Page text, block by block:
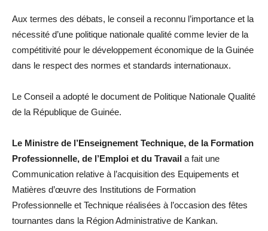
Aux termes des débats, le conseil a reconnu l’importance et la
nécessité d’une politique nationale qualité comme levier de la
compétitivité pour le développement économique de la Guinée
dans le respect des normes et standards internationaux.
Le Conseil a adopté le document de Politique Nationale Qualité
de la République de Guinée.
Le Ministre de l’Enseignement Technique, de la Formation
Professionnelle, de l’Emploi et du Travail a fait une
Communication relative à l’acquisition des Equipements et
Matières d’œuvre des Institutions de Formation
Professionnelle et Technique réalisées à l’occasion des fêtes
tournantes dans la Région Administrative de Kankan.